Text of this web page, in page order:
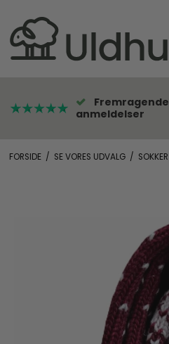
Fremragende
anmeldelser
FORSIDE / SE VORES UDVALG / SOKKER